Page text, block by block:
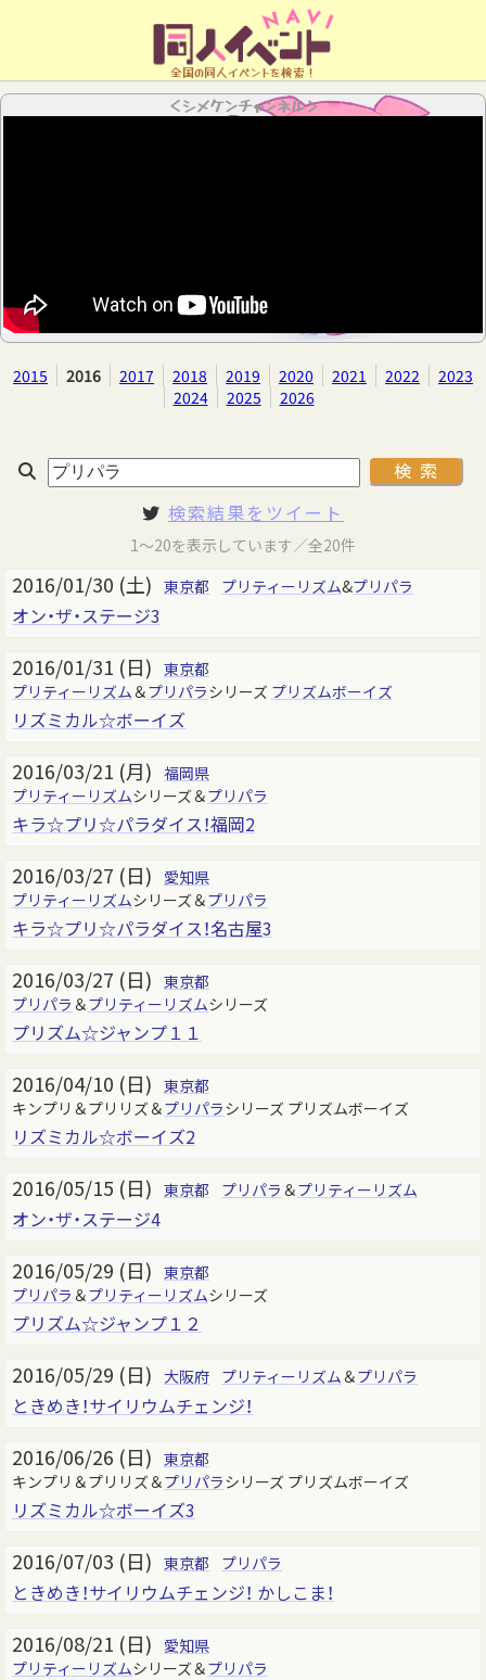
全国の同人イベントを検索！
＜シメケンチャンネル＞
2015 2016 2017 2018 2019 2020 2021 2022
2023
2024
2025 2026
検索結果をツイート
1～20を表示しています／全20件
2016/01/30 (土) 東京都 プリティーリズム&プリパラ
オン・ザ・ステージ3
2016/01/31 (日) 東京都
プリティーリズム ＆プリパラシリーズ プリズムボーイズ
リズミカル☆ボーイズ
2016/03/21 (月) 福岡県
プリティーリズムシリーズ＆プリパラ
キラ☆プリ☆パラダイス！福岡2
2016/03/27 (日)
愛知県
プリティーリズムシリーズ＆プリパラ
キラ☆プリ☆パラダイス！名古屋3
2016/03/27 (日) 東京都
プリパラ ＆プリティーリズムシリーズ
プリズム☆ジャンプ１１
2016/04/10 (日) 東京都
キンプリ＆プリリズ＆プリパラシリーズ プリズムボーイズ
リズミカル☆ボーイズ2
2016/05/15 (日) 東京都 プリパラ ＆プリティーリズム
オン・ザ・ステージ4
2016/05/29 (日) 東京都
プリパラ ＆プリティーリズムシリーズ
プリズム☆ジャンプ１２
2016/05/29 (日) 大阪府 プリティーリズム ＆プリパラ
ときめき！サイリウムチェンジ！
2016/06/26 (日) 東京都
キンプリ＆プリリズ＆プリパラシリーズ プリズムボーイズ
リズミカル☆ボーイズ3
2016/07/03 (日) 東京都 プリパラ
ときめき！サイリウムチェンジ！ かしこま！
2016/08/21 (日)
愛知県
プリティーリズムシリーズ＆プリパラ